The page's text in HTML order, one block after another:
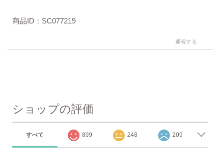
商品ID：SC077219
通報する
ショップの評価
すべて 899 248 209